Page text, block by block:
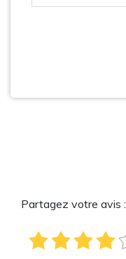
Partagez votre avis :